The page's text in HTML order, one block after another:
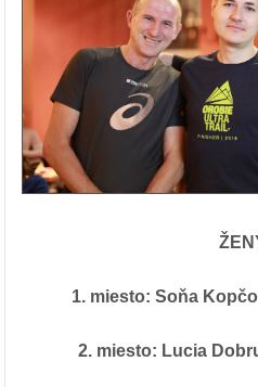
1. miesto: Soňa
2. miesto: Lucia